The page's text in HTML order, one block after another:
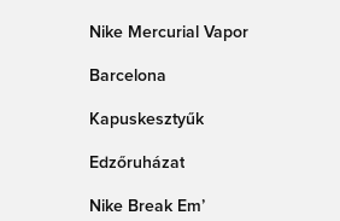
Nike Mercurial Vapor
Barcelona
Kapuskesztyűk
Edzőruházat
Nike Break Em’